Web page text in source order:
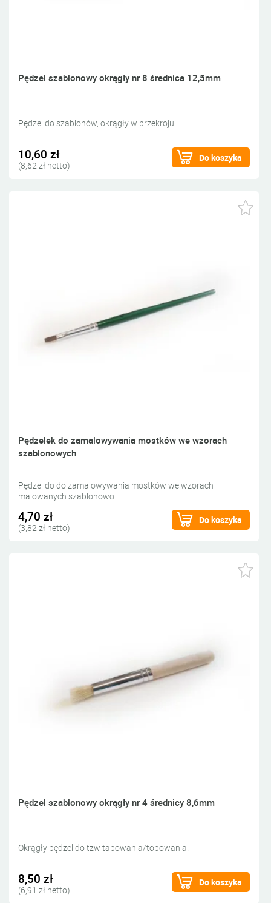
Pędzel szablonowy okrągły nr 8 średnica 12,5mm
Pędzel do szablonów, okrągły w przekroju
10,60 zł
(8,62 zł netto)
Do koszyka
Pędzelek do zamalowywania mostków we wzorach
szablonowych
Pędzel do do zamalowywania mostków we wzorach
malowanych szablonowo.
4,70 zł
(3,82 zł netto)
Do koszyka
Pędzel szablonowy okrągły nr 4 średnicy 8,6mm
Okrągły pędzel do tzw tapowania/topowania.
8,50 zł
(6,91 zł netto)
Do koszyka